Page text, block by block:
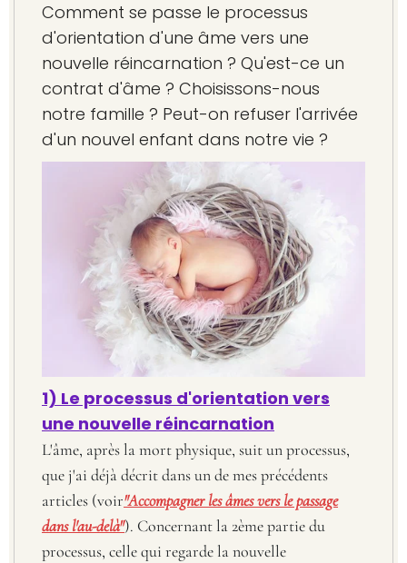
Comment se passe le processus
d'orientation d'une âme vers une
nouvelle réincarnation ? Qu'est-ce un
contrat d'âme ? Choisissons-nous
notre famille ? Peut-on refuser l'arrivée
d'un nouvel enfant dans notre vie ?
1) Le processus d'orientation vers
une nouvelle réincarnation
L'âme, après la mort physique, suit un processus,
que j'ai déjà décrit dans un de mes précédents
articles (voir"Accompagner les âmes vers le passage
dans l'au-delà"). Concernant la 2ème partie du
processus, celle qui regarde la nouvelle